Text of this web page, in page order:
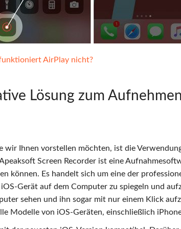
AirPlay nicht?
Lösung zum
wir Ihnen vorstellen möchten, ist die
Screen Recorder ist eine
können. Es handelt sich um eine der
Gerät auf dem Computer zu spiegeln und
sehen und ihn sogar mit nur einem Klick
Modelle von iOS-Geräten, einschließlich